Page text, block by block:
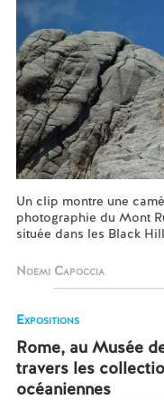
Un clip montre une
photographie du Mont
située dans les Black
Noemi Capoccia
Expositions
Rome, au Musée
travers les
océaniennes